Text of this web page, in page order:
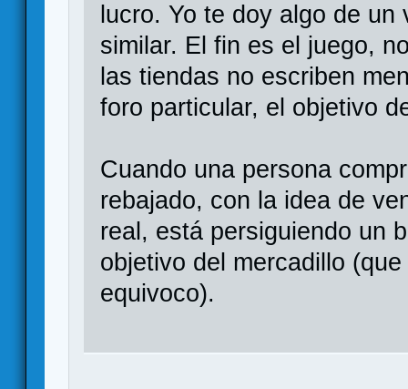
lucro. Yo te doy algo de
similar. El fin es el juego,
las tiendas no escriben
foro particular, el objetivo
Cuando una persona
rebajado, con la idea de
real, está persiguiendo un
objetivo del mercadillo
equivoco).